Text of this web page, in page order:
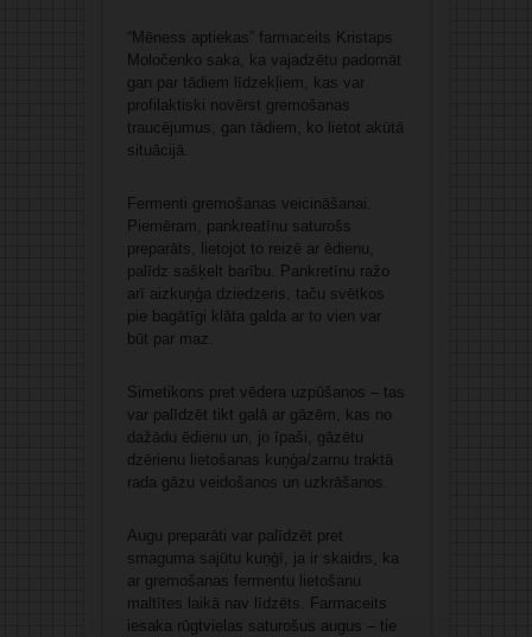
“Mēness aptiekas” farmaceits Kristaps
Moločenko saka, ka vajadzētu padomāt
gan par tādiem līdzekļiem, kas var
profilaktiski novērst gremošanas
traucējumus, gan tādiem, ko lietot akūtā
situācijā.
Fermenti gremošanas veicināšanai.
Piemēram, pankreatīnu saturošs
preparāts, lietojot to reizē ar ēdienu,
palīdz sašķelt barību. Pankretīnu ražo
arī aizkuņģa dziedzeris, taču svētkos
pie bagātīgi klāta galda ar to vien var
būt par maz.
Simetikons pret vēdera uzpūšanos – tas
var palīdzēt tikt galā ar gāzēm, kas no
dažādu ēdienu un, jo īpaši, gāzētu
dzērienu lietošanas kuņģa/zarnu traktā
rada gāzu veidošanos un uzkrāšanos.
Augu preparāti var palīdzēt pret
smaguma sajūtu kuņģī, ja ir skaidrs, ka
ar gremošanas fermentu lietošanu
maltītes laikā nav līdzēts. Farmaceits
iesaka rūgtvielas saturošus augus – tie